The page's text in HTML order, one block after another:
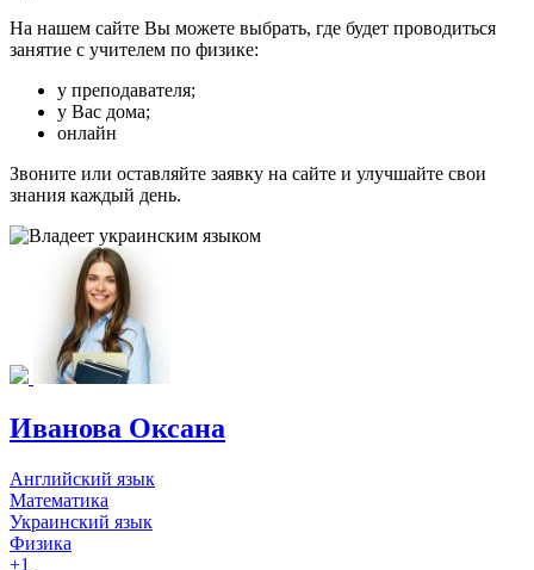
На нашем сайте Вы можете выбрать, где будет проводиться
занятие с учителем по физике:
у преподавателя;
у Вас дома;
онлайн
Звоните или оставляйте заявку на сайте и улучшайте свои
знания каждый день.
Иванова Оксана
Английский язык
Математика
Украинский язык
Физика
+1